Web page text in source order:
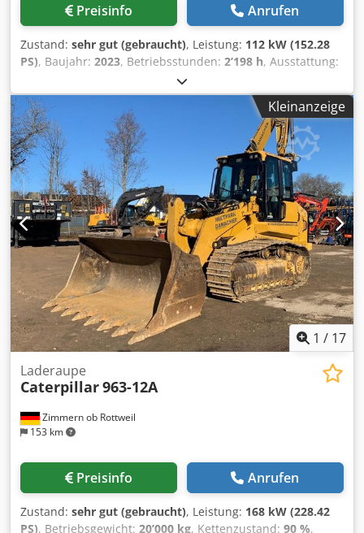
Preisinfo Anrufen
Zustand: sehr gut (gebraucht), Leistung: 112 kW (152.28
PS), Baujahr: 2023, Betriebsstunden: 2’198 h, Ausstattung:
, CATERPILLAR M317-07B Baujahr 2023
Betriebsstunden 2.198 std. Geschlossene Kabine
Klimaanlage Radio Cedsyi Tp Nspfx Ag Isrf Rück- und
Seitenkamera Verstellausleger Stiel: 2,50m. Vollverrohrung
(Hammer-, Greifer-, Schere-) Schnellwechsler OQ70/55 1 x
Löffel Zentralschmieranlage Reifengröße: 10.00-20 ca. 40%
erhalten Schildabstützung Motor mit 112kW CE
Betriebsgewicht: 18.4 to.
Kleinanzeige
1 / 17
Zimmern ob Rottweil
153 km
Laderaupe
Caterpillar963-12A
Preisinfo Anrufen
Zustand: sehr gut (gebraucht), Leistung: 168 kW (228.42
PS), Betriebsgewicht: 20’000 kg, Kettenzustand: 90 %,